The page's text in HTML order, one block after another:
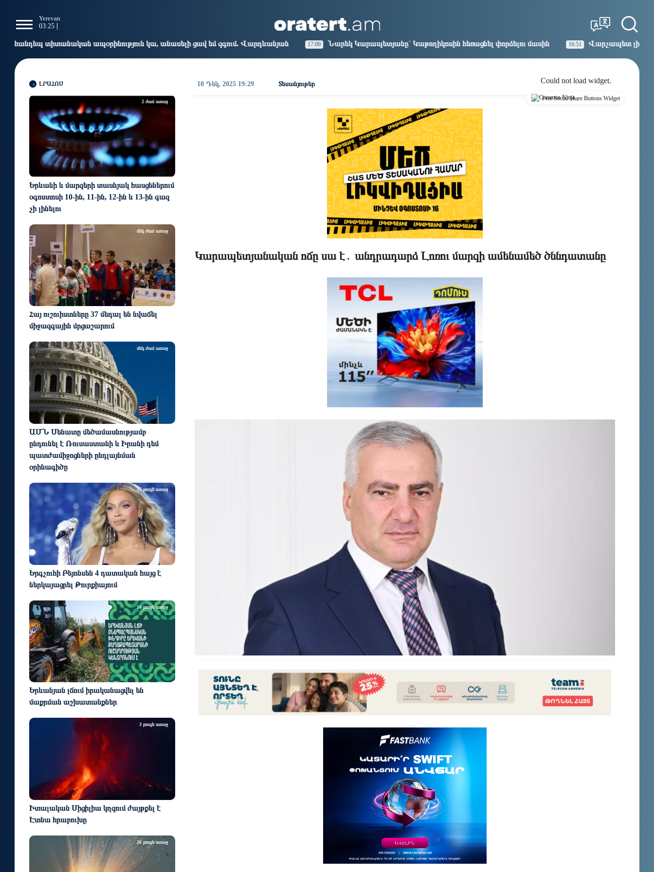
Yerevan
03:25
Los Angeles
16:25
Beijing
07:25
ապօրինություն կա, անասելի ցավ եմ զգում. Վարդևանյան 17:09 Նարեկ Կարապետյանը` Կաթողիկոսին հեռացնել փորձելու մասին 16:51 Վարչապետ լինել, չի նշանակում ինչ
ԼՐԱՀՈՍ
Երևանի և մարզերի տասնյակ հասցեներում
օգոստոսի 10-ին, 11-ին, 12-ին և 13-ին գազ
չի լինելու
2 ժամ առաջ
Հայ ուշուիստները 37 մեդալ են նվաճել
միջազգային մրցաշարում
մեկ ժամ առաջ
ԱՄՆ Սենատը մեծամասնությամբ
ընդունել է Ռուսաստանի և Իրանի դեմ
պատժամիջոցների ընդլայնման
օրինագիծը
մեկ ժամ առաջ
Երգչուհի Բեյոնսեն ​​4 դատական հայց է
ներկայացրել Թուրքիայում
35 րոպե առաջ
Երևանյան լճում իրականացվել են
մաքրման աշխատանքներ
16 րոպե առաջ
Իտալական Սիցիլիա կղզում ժայթքել է
Էտնա հրաբուխը
3 րոպե առաջ
26 րոպե առաջ
10 Դեկ, 2025 19:29 Տեսանյութեր Could not load widget.
Free Social Share Buttons Widget
Կարապետյանական ոճը սա է․ անդրադարձ Լոռու մարզի ամենամեծ ծննդատանը